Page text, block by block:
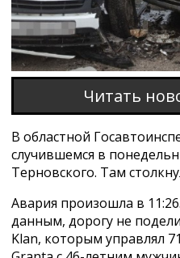
Этот браузер не
видео
Читать
В областной
случившемся в
Терновского. Там
Авария произошла в
данным, дорогу не
Klan, которым управлял